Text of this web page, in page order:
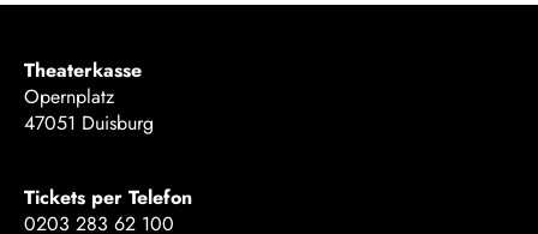
Theaterkasse
Opernplatz
47051 Duisburg
Tickets per Telefon
0203 283 62 100